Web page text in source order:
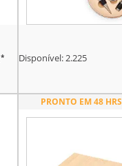
*
Disponível:2.225
PRONTO EM 48 HRS